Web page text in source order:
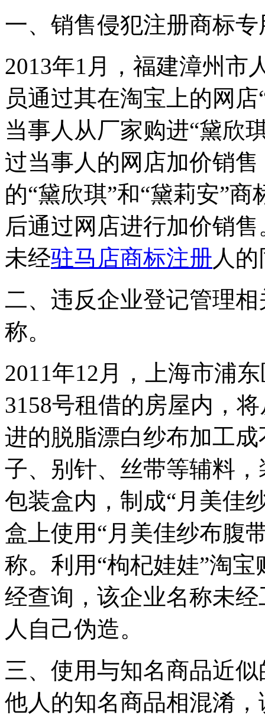
一、销售侵犯注册商标
2013年1月，福建漳州市
员通过其在淘宝上的网
当事人从厂家购进“黛欣
过当事人的网店加价销
的“黛欣琪”和“黛莉安”
后通过网店进行加价销
未经驻马店商标注册人
二、违反企业登记管理
称。
2011年12月，上海市浦
3158号租借的房屋内，
进的脱脂漂白纱布加工
子、别针、丝带等辅料
包装盒内，制成“月美佳
盒上使用“月美佳纱布腹
称。利用“枸杞娃娃”淘
经查询，该企业名称未
人自己伪造。
三、使用与知名商品近
他人的知名商品相混淆